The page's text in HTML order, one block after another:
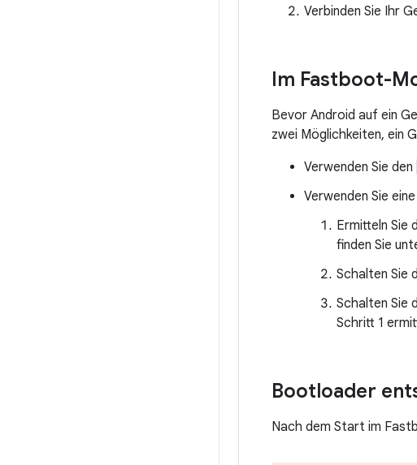
Verbinden Sie Ihr
Im Fastboot-
Bevor Android auf ein
zwei Möglichkeiten, ein
Verwenden Sie den
Verwenden Sie
Ermitteln Sie
finden Sie
Schalten Sie
Schalten Sie
Schritt 1
Bootloader
Nach dem Start im